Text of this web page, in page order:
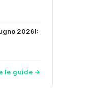
2026):
le guide →